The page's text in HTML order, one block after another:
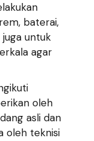
baterai,
untuk
agar
oleh
asli dan
oleh teknisi